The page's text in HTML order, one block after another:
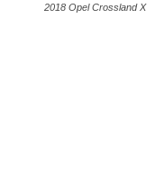
2018 Opel Crossland X